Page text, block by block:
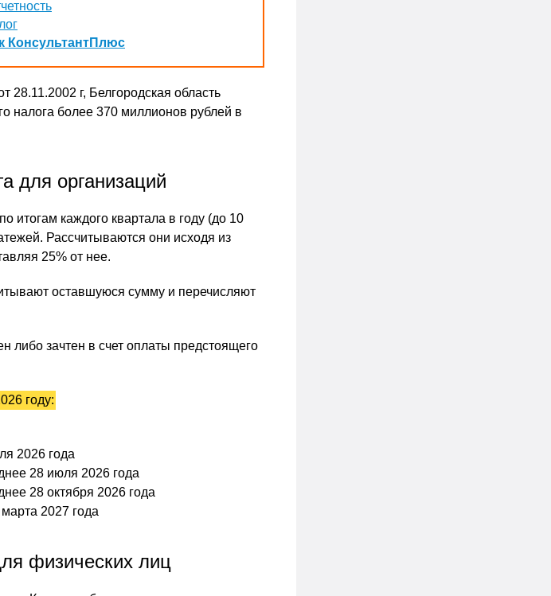
КонсультантПлюс
г, Белгородская область
налога более 370 миллионов рублей в
для организаций
итогам каждого квартала в году (до 10
Рассчитываются они исходя из
25% от нее.
оставшуюся сумму и перечисляют
зачтен в счет оплаты предстоящего
году:
2026 года
28 июля 2026 года
28 октября 2026 года
2027 года
физических лиц